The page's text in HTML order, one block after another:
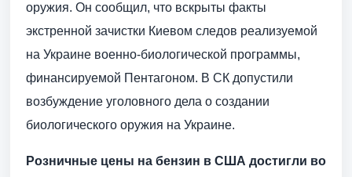
оружия. Он сообщил, что вскрыты факты
экстренной зачистки Киевом следов реализуемой
на Украине военно-биологической программы,
финансируемой Пентагоном. В СК допустили
возбуждение уголовного дела о создании
биологического оружия на Украине.
Розничные цены на бензин в США достигли во